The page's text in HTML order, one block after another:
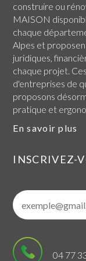
construire ou
MAISON
chaque
Alpes et
juridiques,
chaque projet.
d'entreprises de
proposons
pratique et
En savoir plus
INSCRIVEZ-
04 77